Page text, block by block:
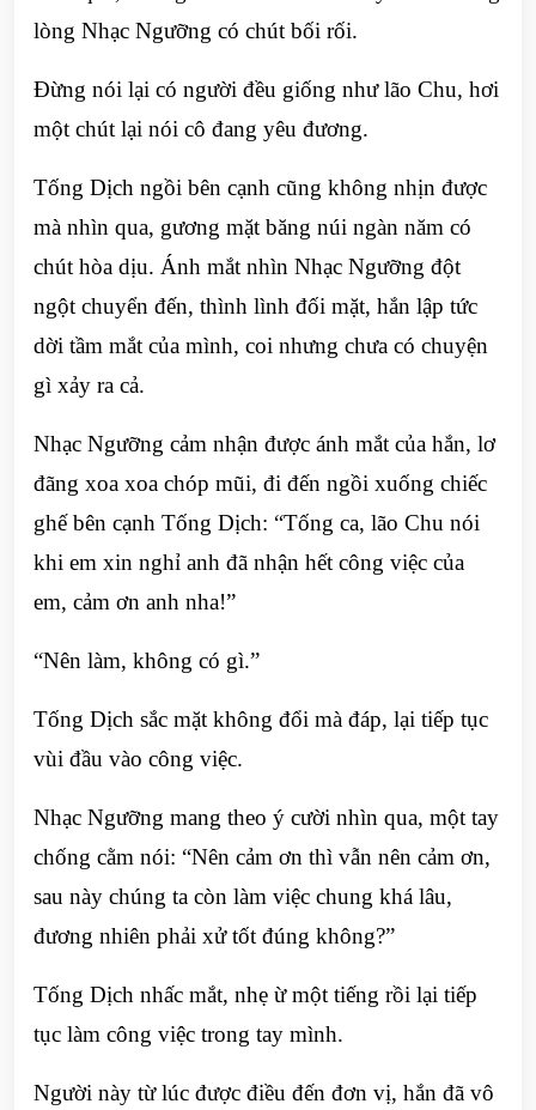
lòng Nhạc Ngưỡng có chút bối rối.
Đừng nói lại có người đều giống như lão Chu, hơi
một chút lại nói cô đang yêu đương.
Tống Dịch ngồi bên cạnh cũng không nhịn được
mà nhìn qua, gương mặt băng núi ngàn năm có
chút hòa dịu. Ánh mắt nhìn Nhạc Ngưỡng đột
ngột chuyển đến, thình lình đối mặt, hắn lập tức
dời tầm mắt của mình, coi nhưng chưa có chuyện
gì xảy ra cả.
Nhạc Ngưỡng cảm nhận được ánh mắt của hắn, lơ
đãng xoa xoa chóp mũi, đi đến ngồi xuống chiếc
ghế bên cạnh Tống Dịch: “Tống ca, lão Chu nói
khi em xin nghỉ anh đã nhận hết công việc của
em, cảm ơn anh nha!”
“Nên làm, không có gì.”
Tống Dịch sắc mặt không đổi mà đáp, lại tiếp tục
vùi đầu vào công việc.
Nhạc Ngưỡng mang theo ý cười nhìn qua, một tay
chống cằm nói: “Nên cảm ơn thì vẫn nên cảm ơn,
sau này chúng ta còn làm việc chung khá lâu,
đương nhiên phải xử tốt đúng không?”
Tống Dịch nhấc mắt, nhẹ ừ một tiếng rồi lại tiếp
tục làm công việc trong tay mình.
Người này từ lúc được điều đến đơn vị, hắn đã vô